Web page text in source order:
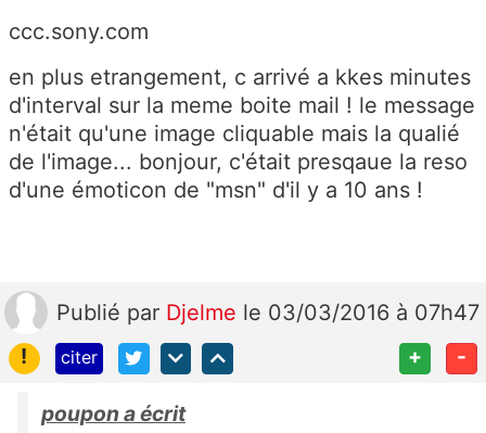
ccc.sony.com
en plus etrangement, c arrivé a kkes minutes
d'interval sur la meme boite mail ! le message
n'était qu'une image cliquable mais la qualié
de l'image... bonjour, c'était presqaue la reso
d'une émoticon de "msn" d'il y a 10 ans !
Publié par Djelme le 03/03/2016 à 07h47
!
citer + -
poupon a écrit